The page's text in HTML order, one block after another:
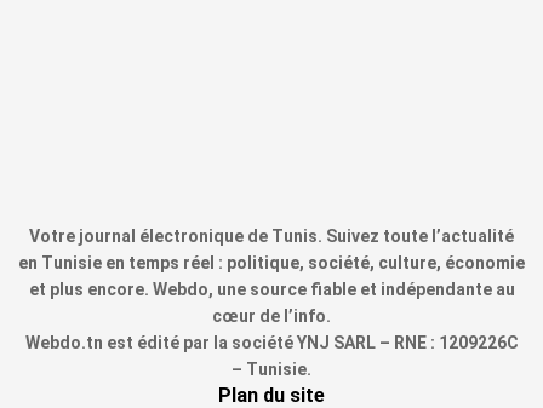
Votre journal électronique de Tunis. Suivez toute l’actualité
en Tunisie en temps réel : politique, société, culture, économie
et plus encore. Webdo, une source fiable et indépendante au
cœur de l’info.
Webdo.tn est édité par la société YNJ SARL – RNE : 1209226C
– Tunisie.
Plan du site